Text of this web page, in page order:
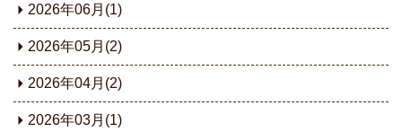
2026年06月(1)
2026年05月(2)
2026年04月(2)
2026年03月(1)